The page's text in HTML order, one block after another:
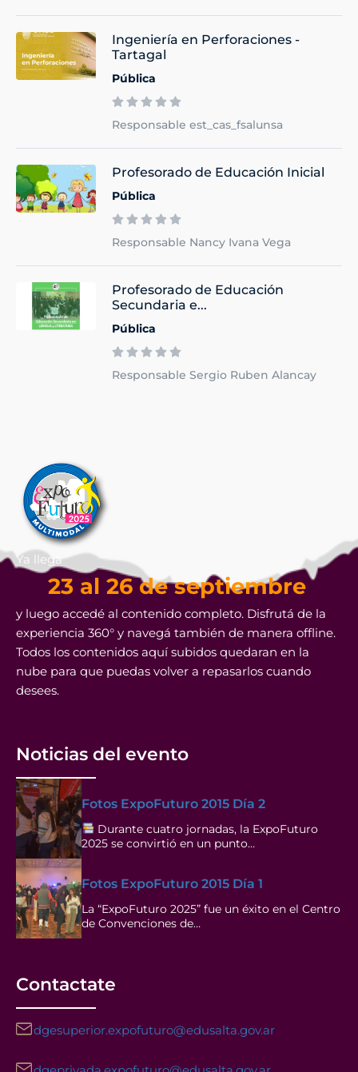
Ingeniería en Perforaciones -
Tartagal
Pública
Responsable est_cas_fsalunsa
Profesorado de Educación Inicial
Pública
Responsable Nancy Ivana Vega
Profesorado de Educación
Secundaria e...
Pública
Responsable Sergio Ruben Alancay
Ya llega
23 al 26 de septiembre
y luego accedé al contenido completo. Disfrutá de la
experiencia 360° y navegá también de manera offline.
Todos los contenidos aquí subidos quedaran en la
nube para que puedas volver a repasarlos cuando
desees.
Noticias del evento
Fotos ExpoFuturo 2015 Día 2
Durante cuatro jornadas, la ExpoFuturo
2025 se convirtió en un punto…
Fotos ExpoFuturo 2015 Día 1
La “ExpoFuturo 2025” fue un éxito en el Centro
de Convenciones de…
Contactate
dgesuperior.expofuturo@edusalta.gov.ar